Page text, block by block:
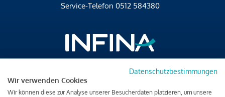
Service-Telefon 0512 584380
Brixner Straße 2/4
6020 Innsbruck
Datenschutzbestimmungen
Wir verwenden Cookies
Wir können diese zur Analyse unserer Besucherdaten platzieren, um unsere